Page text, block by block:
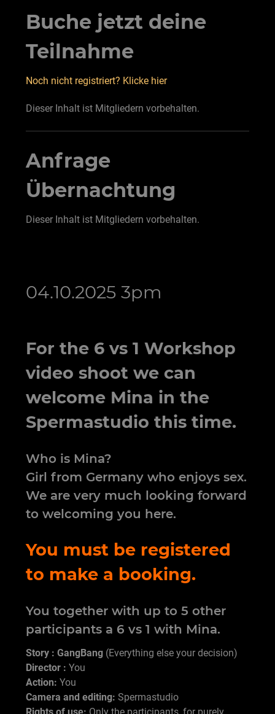
Buche jetzt deine
Teilnahme
Noch nicht registriert? Klicke hier
Dieser Inhalt ist Mitgliedern vorbehalten.
Anfrage
Übernachtung
Dieser Inhalt ist Mitgliedern vorbehalten.
04.10.2025 3pm
For the 6 vs 1 Workshop
video shoot we can
welcome Mina in the
Spermastudio this time.
Who is Mina?
Girl from Germany who enjoys sex.
We are very much looking forward
to welcoming you here.
You must be registered
to make a booking.
You together with up to 5 other
participants a 6 vs 1 with Mina.
Story : GangBang (Everything else your decision)
Director : You
Action: You
Camera and editing: Spermastudio